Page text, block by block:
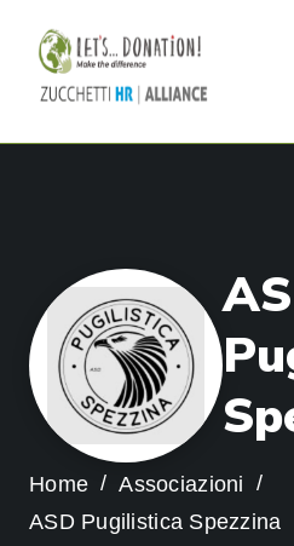
AS
Pu
Sp
Home
Associazioni
ASD Pugilistica Spezzina